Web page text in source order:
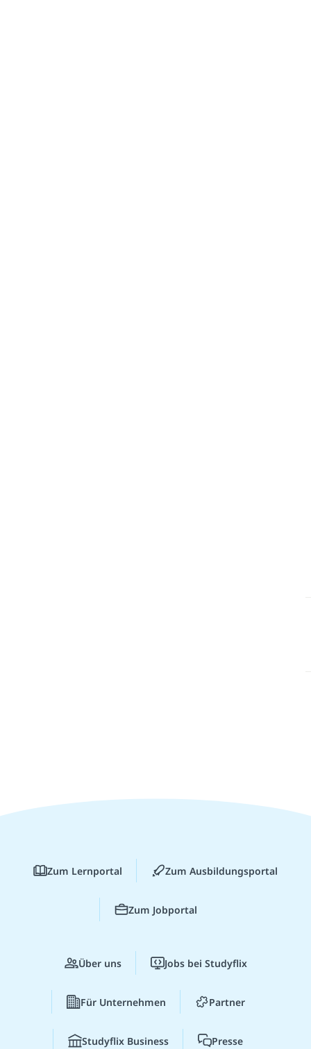
Zum Lernportal Zum Ausbildungsportal
Zum Jobportal
Über uns Jobs bei Studyflix
Für Unternehmen Partner
Studyflix Business Presse